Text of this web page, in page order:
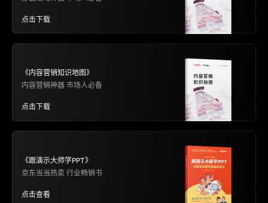
点击下载
《内容营销知识地图》
内容营销神器 市场人必备
点击下载
《跟演示大师学PPT》
京东当当热卖 行业畅销书
点击查看